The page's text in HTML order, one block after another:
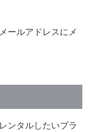
ールアドレスにメ
ンタルしたいブラ